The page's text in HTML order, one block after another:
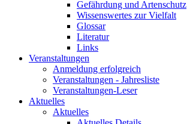
Gefährdung und Artenschutz
Wissenswertes zur Vielfalt
Glossar
Literatur
Links
Veranstaltungen
Anmeldung erfolgreich
Veranstaltungen - Jahresliste
Veranstaltungen-Leser
Aktuelles
Aktuelles